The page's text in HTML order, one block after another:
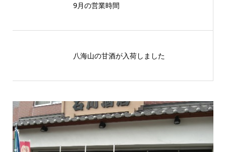
9月の営業時間
八海山の甘酒が入荷しました